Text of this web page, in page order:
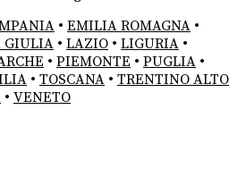
• EMILIA ROMAGNA •
GIULIA • LAZIO • LIGURIA •
• PIEMONTE • PUGLIA •
• TOSCANA • TRENTINO ALTO
• VENETO